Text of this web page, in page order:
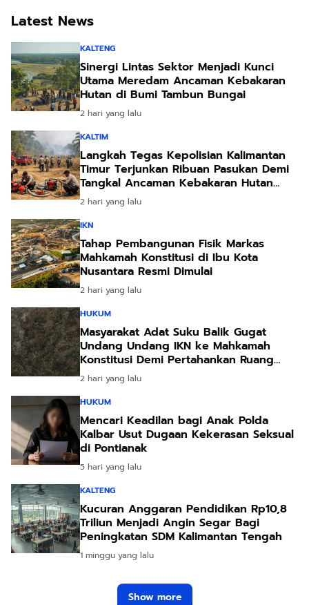
Latest News
KALTENG
Sinergi Lintas Sektor Menjadi Kunci
Utama Meredam Ancaman Kebakaran
Hutan di Bumi Tambun Bungai
2 hari yang lalu
KALTIM
Langkah Tegas Kepolisian Kalimantan
Timur Terjunkan Ribuan Pasukan Demi
Tangkal Ancaman Kebakaran Hutan
Akibat Kemarau Ekstrem
2 hari yang lalu
IKN
Tahap Pembangunan Fisik Markas
Mahkamah Konstitusi di Ibu Kota
Nusantara Resmi Dimulai
2 hari yang lalu
HUKUM
Masyarakat Adat Suku Balik Gugat
Undang Undang IKN ke Mahkamah
Konstitusi Demi Pertahankan Ruang
Hidup Leluhur
2 hari yang lalu
HUKUM
Mencari Keadilan bagi Anak Polda
Kalbar Usut Dugaan Kekerasan Seksual
di Pontianak
5 hari yang lalu
KALTENG
Kucuran Anggaran Pendidikan Rp10,8
Triliun Menjadi Angin Segar Bagi
Peningkatan SDM Kalimantan Tengah
1 minggu yang lalu
Show more